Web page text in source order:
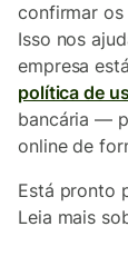
confirmar os
Isso nos
empresa
política de
bancária —
online de
Está pronto
Leia mais